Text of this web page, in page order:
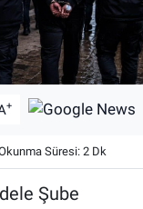
+
Süresi: 2 Dk
Şube